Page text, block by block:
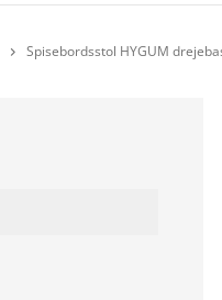
 Spisebordsstol HYGUM